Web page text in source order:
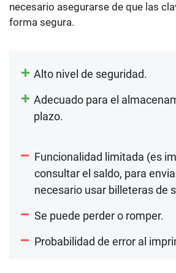
necesario asegurarse de que las
forma segura.
Alto nivel de seguridad.
Adecuado para el
plazo.
Funcionalidad limitada (es
consultar el saldo, para
necesario usar billeteras de
Se puede perder o romper.
Probabilidad de error al